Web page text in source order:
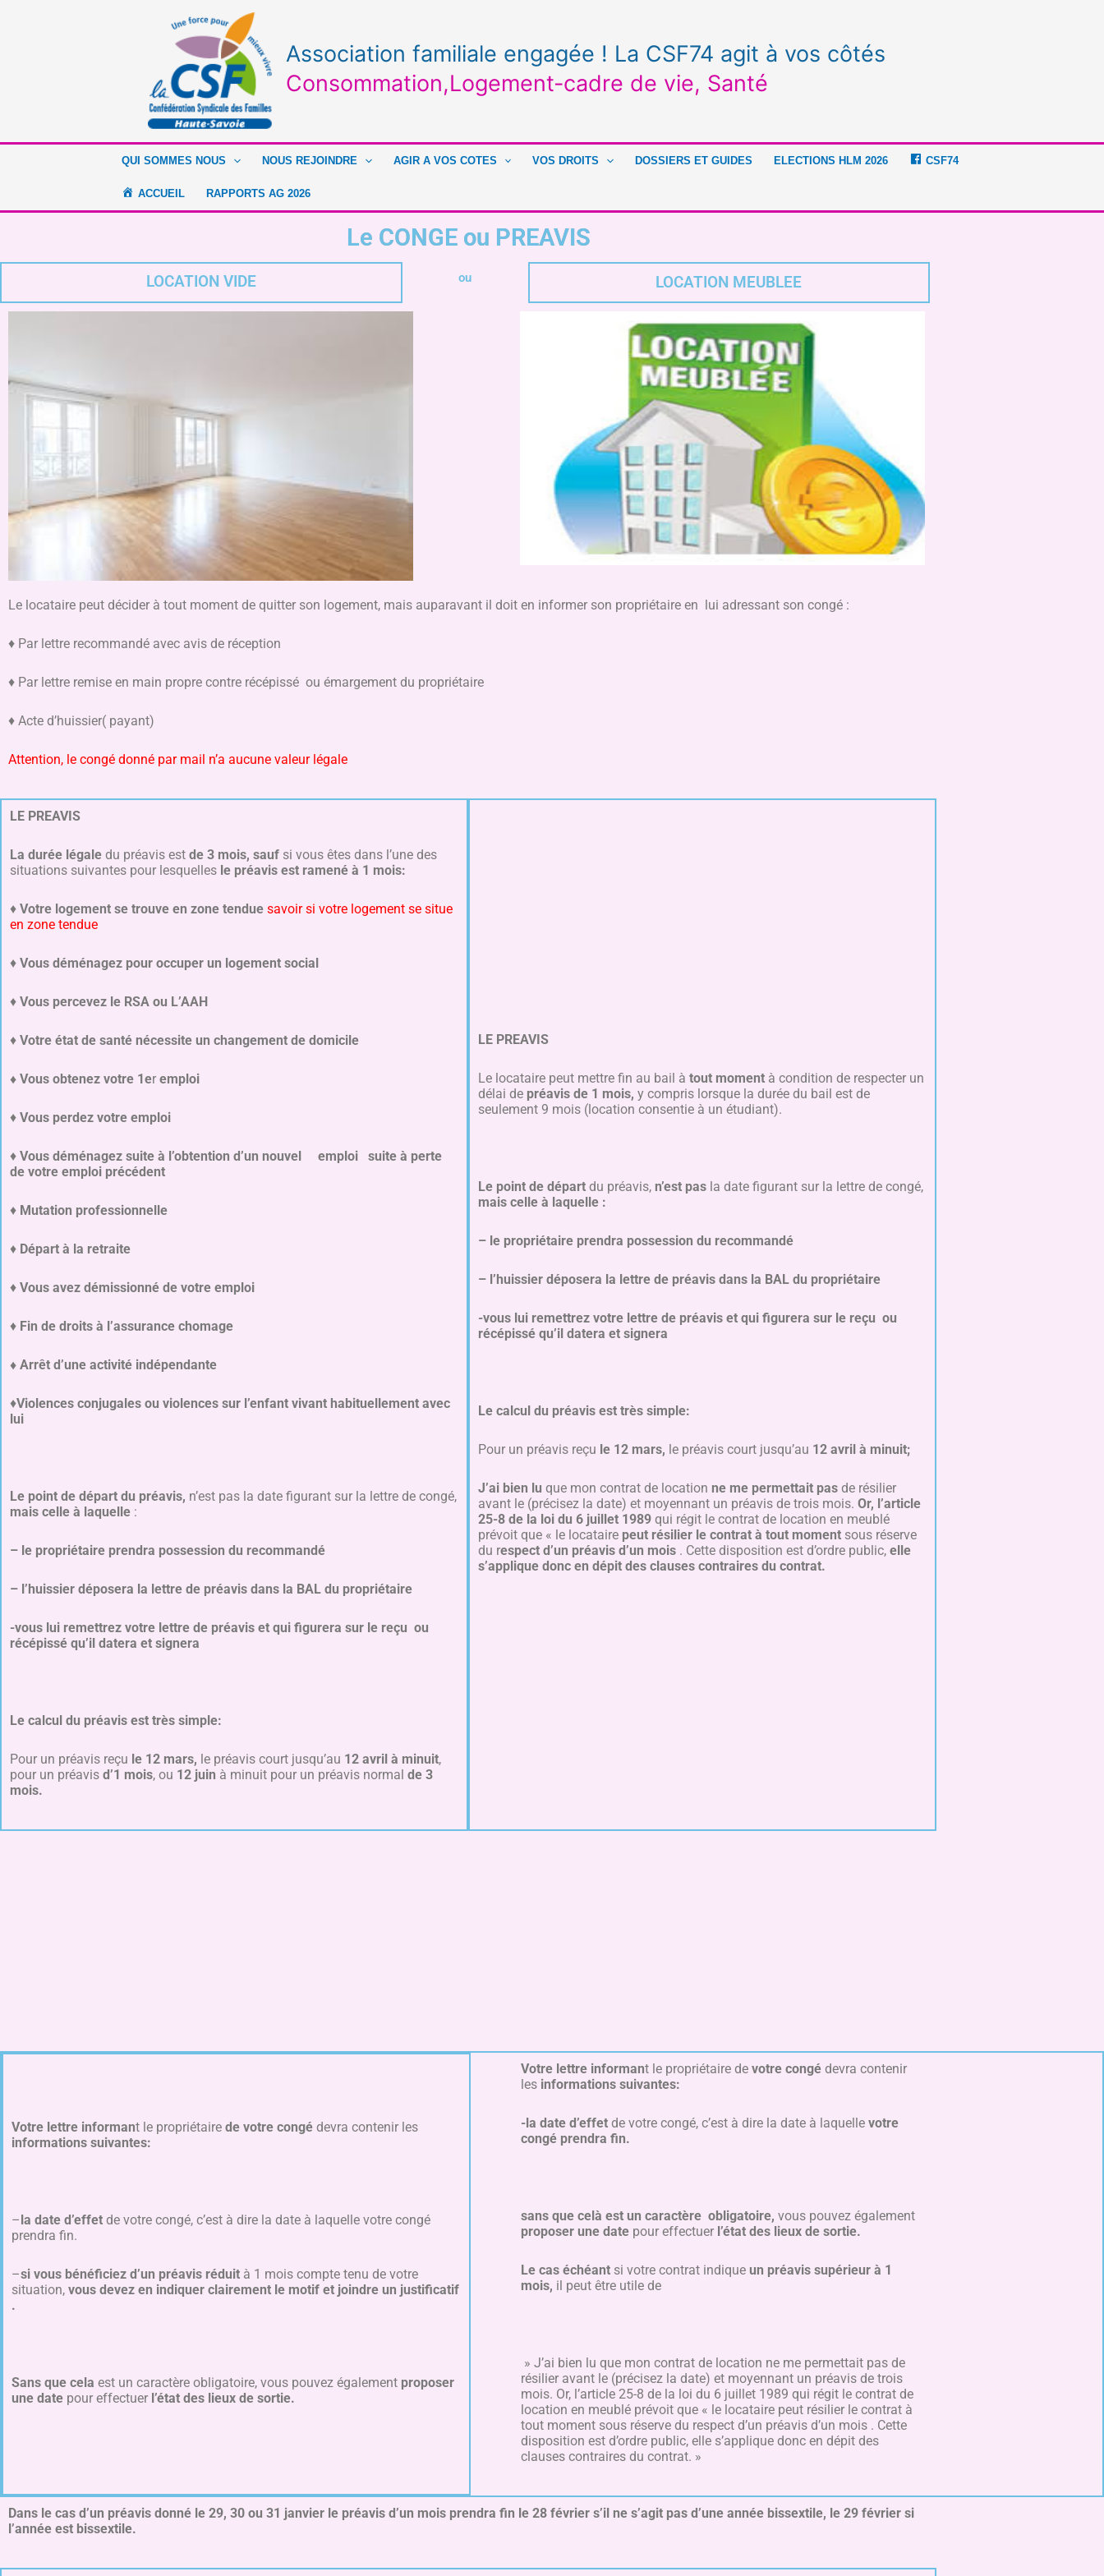
Association familiale engagée ! La CSF74 agit à vos côtés
Consommation,Logement-cadre de vie, Santé
QUI SOMMES NOUS NOUS REJOINDRE AGIR A VOS COTES VOS DROITS DOSSIERS ET GUIDES ELECTIONS HLM 2026 CSF74
ACCUEIL RAPPORTS AG 2026
Le CONGE ou PREAVIS
LOCATION VIDE ou LOCATION MEUBLEE
Le locataire peut décider à tout moment de quitter son logement, mais auparavant il doit en informer son propriétaire en lui adressant son congé :
♦ Par lettre recommandé avec avis de réception
♦ Par lettre remise en main propre contre récépissé ou émargement du propriétaire
♦ Acte d’huissier( payant)
Attention, le congé donné par mail n’a aucune valeur légale
LE PREAVIS
La durée légale du préavis est de 3 mois, sauf si vous êtes dans l’une des
situations suivantes pour lesquelles le préavis est ramené à 1 mois:
♦ Votre logement se trouve en zone tendue savoir si votre logement se situe
en zone tendue
♦ Vous déménagez pour occuper un logement social
♦ Vous percevez le RSA ou L’AAH
♦ Votre état de santé nécessite un changement de domicile
♦ Vous obtenez votre 1er emploi
♦ Vous perdez votre emploi
♦ Vous déménagez suite à l’obtention d’un nouvel emploi suite à perte
de votre emploi précédent
♦ Mutation professionnelle
♦ Départ à la retraite
♦ Vous avez démissionné de votre emploi
♦ Fin de droits à l’assurance chomage
♦ Arrêt d’une activité indépendante
♦Violences conjugales ou violences sur l’enfant vivant habituellement avec
lui
Le point de départ du préavis, n’est pas la date figurant sur la lettre de congé,
mais celle à laquelle :
– le propriétaire prendra possession du recommandé
– l’huissier déposera la lettre de préavis dans la BAL du propriétaire
-vous lui remettrez votre lettre de préavis et qui figurera sur le reçu ou
récépissé qu’il datera et signera
Le calcul du préavis est très simple:
Pour un préavis reçu le 12 mars, le préavis court jusqu’au 12 avril à minuit,
pour un préavis d’1 mois, ou 12 juin à minuit pour un préavis normal de 3
mois.
LE PREAVIS
Le locataire peut mettre fin au bail à tout moment à condition de respecter un
délai de préavis de 1 mois, y compris lorsque la durée du bail est de
seulement 9 mois (location consentie à un étudiant).
Le point de départ du préavis, n’est pas la date figurant sur la lettre de congé,
mais celle à laquelle :
– le propriétaire prendra possession du recommandé
– l’huissier déposera la lettre de préavis dans la BAL du propriétaire
-vous lui remettrez votre lettre de préavis et qui figurera sur le reçu ou
récépissé qu’il datera et signera
Le calcul du préavis est très simple:
Pour un préavis reçu le 12 mars, le préavis court jusqu’au 12 avril à minuit;
J’ai bien lu que mon contrat de location ne me permettait pas de résilier
avant le (précisez la date) et moyennant un préavis de trois mois. Or, l’article
25-8 de la loi du 6 juillet 1989 qui régit le contrat de location en meublé
prévoit que « le locataire peut résilier le contrat à tout moment sous réserve
du respect d’un préavis d’un mois . Cette disposition est d’ordre public, elle
s’applique donc en dépit des clauses contraires du contrat.
Votre lettre informant le propriétaire de votre congé devra contenir les
informations suivantes:
–la date d’effet de votre congé, c’est à dire la date à laquelle votre congé
prendra fin.
–si vous bénéficiez d’un préavis réduit à 1 mois compte tenu de votre
situation, vous devez en indiquer clairement le motif et joindre un justificatif
.
Sans que cela est un caractère obligatoire, vous pouvez également proposer
une date pour effectuer l’état des lieux de sortie.
Votre lettre informant le propriétaire devotre congé devra contenir
les informations suivantes:
-la date d’effet de votre congé, c’est à dire la date à laquellevotre
congé prendra fin.
sans que celà est un caractère obligatoire, vous pouvez également
proposer une date pour effectuer l’état des lieux de sortie.
Le cas échéant si votre contrat indiqueun préavis supérieur à 1
mois, il peut être utile de
» J’ai bien lu que mon contrat de location ne me permettait pas de
résilier avant le (précisez la date) et moyennant un préavis de trois
mois. Or, l’article 25-8 de la loi du 6 juillet 1989 qui régit le contrat de
location en meublé prévoit que « le locataire peut résilier le contrat à
tout moment sous réserve du respect d’un préavis d’un mois . Cette
disposition est d’ordre public, elle s’applique donc en dépit des
clauses contraires du contrat. »
Dans le cas d’un préavis donné le 29, 30 ou 31 janvier le préavis d’un mois prendra fin le 28 février s’il ne s’agit pas d’une année bissextile, le 29 février si
l’année est bissextile.